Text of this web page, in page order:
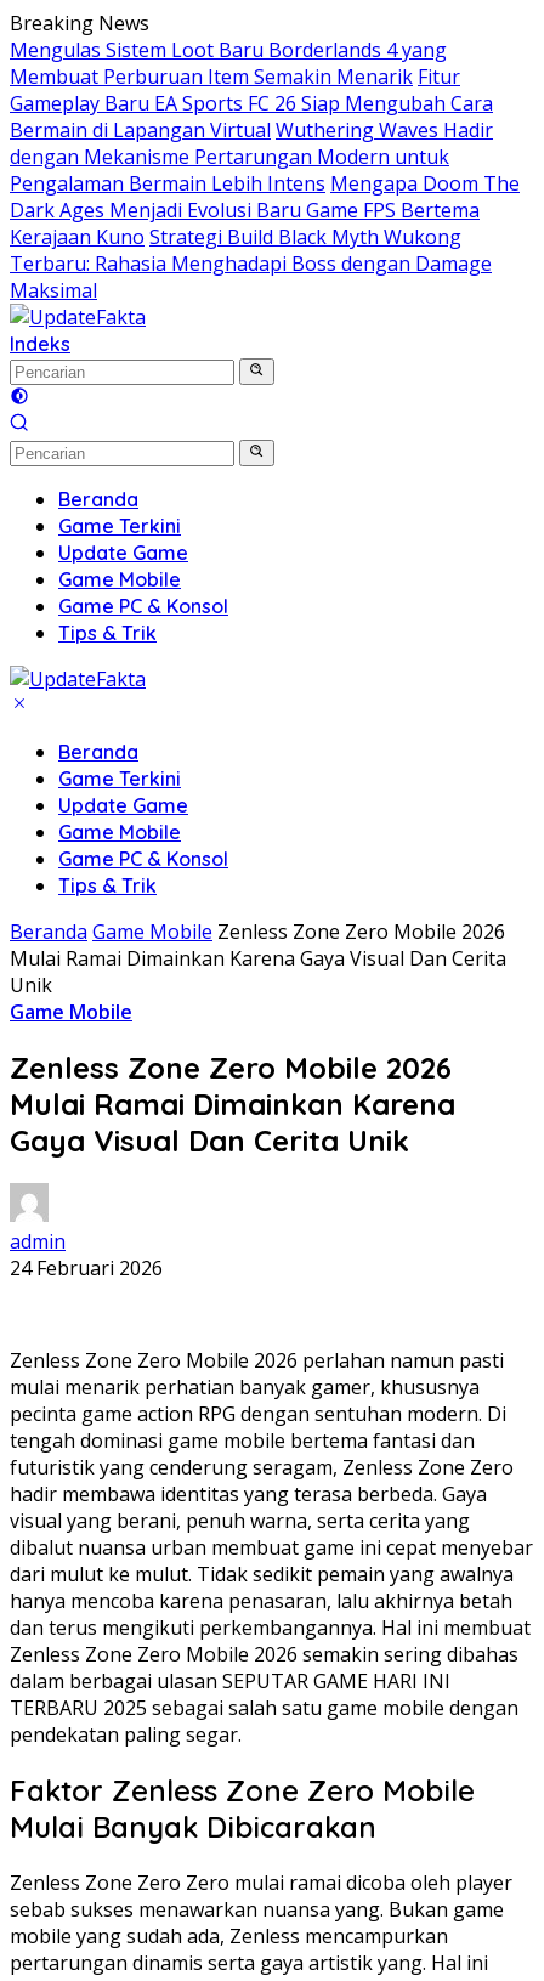
Langsung
ke
konten
Breaking News
Mengulas Sistem Loot Baru Borderlands 4 yang
Membuat Perburuan Item Semakin Menarik Fitur
Gameplay Baru EA Sports FC 26 Siap Mengubah Cara
Bermain di Lapangan Virtual Wuthering Waves Hadir
dengan Mekanisme Pertarungan Modern untuk
Pengalaman Bermain Lebih Intens Mengapa Doom The
Dark Ages Menjadi Evolusi Baru Game FPS Bertema
Kerajaan Kuno Strategi Build Black Myth Wukong
Terbaru: Rahasia Menghadapi Boss dengan Damage
Maksimal
Indeks
Beranda
Game Terkini
Update Game
Game Mobile
Game PC & Konsol
Tips & Trik
Beranda
Game Terkini
Update Game
Game Mobile
Game PC & Konsol
Tips & Trik
Beranda Game Mobile Zenless Zone Zero Mobile 2026
Mulai Ramai Dimainkan Karena Gaya Visual Dan Cerita
Unik
Game Mobile
Zenless Zone Zero Mobile 2026
Mulai Ramai Dimainkan Karena
Gaya Visual Dan Cerita Unik
admin
24 Februari 2026
Zenless Zone Zero Mobile 2026 perlahan namun pasti
mulai menarik perhatian banyak gamer, khususnya
pecinta game action RPG dengan sentuhan modern. Di
tengah dominasi game mobile bertema fantasi dan
futuristik yang cenderung seragam, Zenless Zone Zero
hadir membawa identitas yang terasa berbeda. Gaya
visual yang berani, penuh warna, serta cerita yang
dibalut nuansa urban membuat game ini cepat menyebar
dari mulut ke mulut. Tidak sedikit pemain yang awalnya
hanya mencoba karena penasaran, lalu akhirnya betah
dan terus mengikuti perkembangannya. Hal ini membuat
Zenless Zone Zero Mobile 2026 semakin sering dibahas
dalam berbagai ulasan SEPUTAR GAME HARI INI
TERBARU 2025 sebagai salah satu game mobile dengan
pendekatan paling segar.
Faktor Zenless Zone Zero Mobile
Mulai Banyak Dibicarakan
Zenless Zone Zero Zero mulai ramai dicoba oleh player
sebab sukses menawarkan nuansa yang. Bukan game
mobile yang sudah ada, Zenless mencampurkan
pertarungan dinamis serta gaya artistik yang. Hal ini